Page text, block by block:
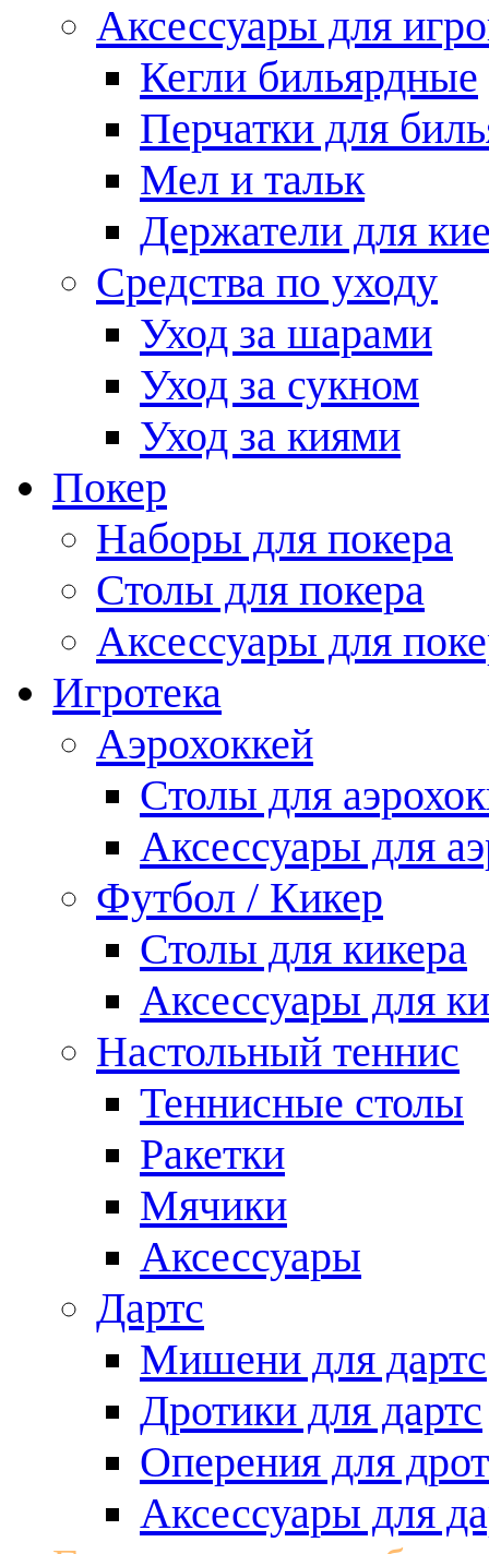
Аксессуары для
Кегли бильярдные
Перчатки для
Мел и тальк
Держатели для
Средства по уходу
Уход за шарами
Уход за сукном
Уход за киями
Покер
Наборы для покера
Столы для покера
Аксессуары для
Игротека
Аэрохоккей
Столы для
Аксессуары для
Футбол / Кикер
Столы для кикера
Аксессуары для
Настольный теннис
Теннисные столы
Ракетки
Мячики
Аксессуары
Дартс
Мишени для дартс
Дротики для дартс
Оперения для
Аксессуары для